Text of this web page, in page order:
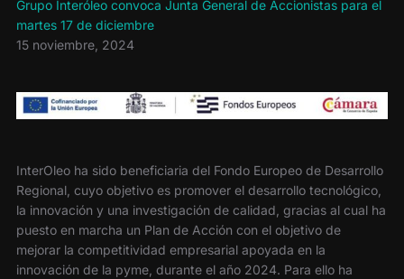
Grupo Interóleo convoca Junta General de Accionistas para el
martes 17 de diciembre
15 noviembre, 2024
InterOleo ha sido beneficiaria del Fondo Europeo de Desarrollo
Regional, cuyo objetivo es promover el desarrollo tecnológico,
la innovación y una investigación de calidad, gracias al cual ha
puesto en marcha un Plan de Acción con el objetivo de
mejorar la competitividad empresarial apoyada en la
innovación de la pyme, durante el año 2024. Para ello ha